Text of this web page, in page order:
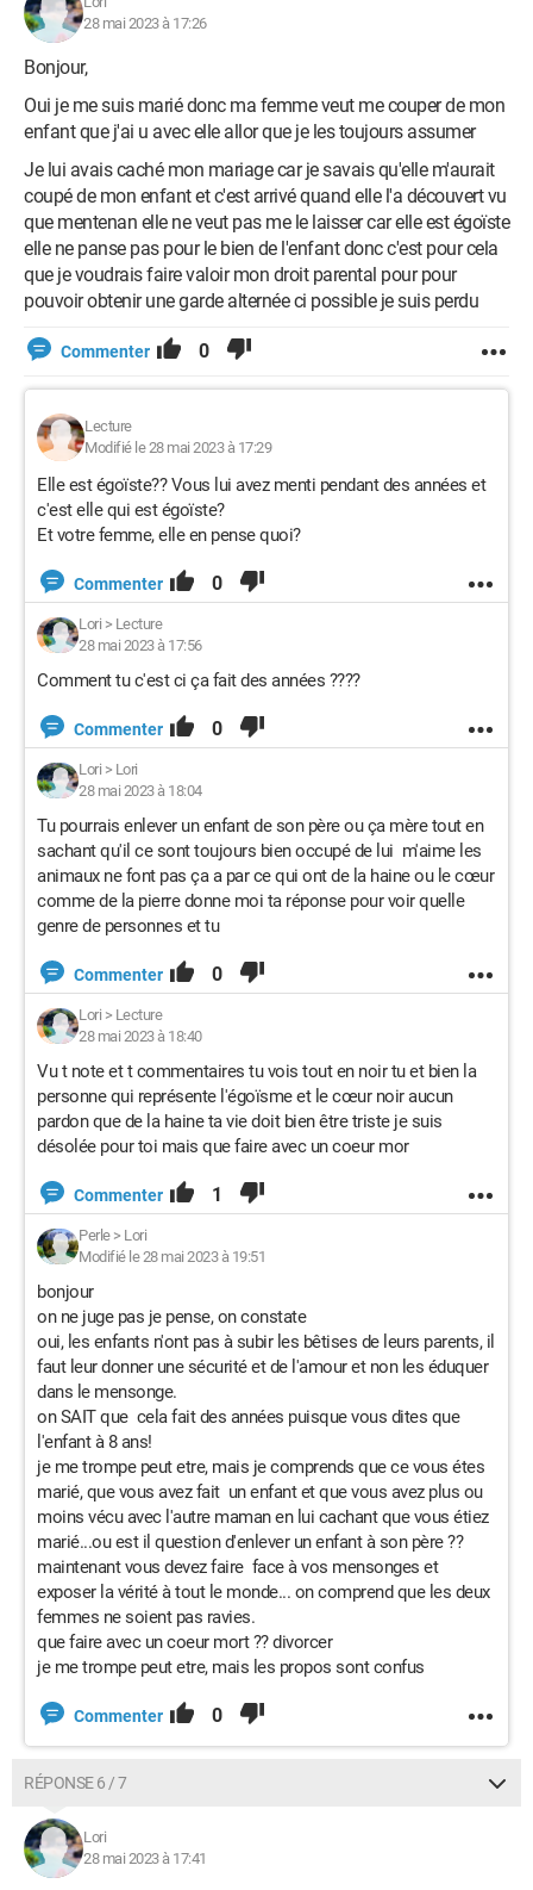
28 mai 2023 à 17:26
Bonjour,
Oui je me suis marié donc ma femme veut me couper de mon
enfant que j'ai u avec elle allor que je les toujours assumer
Je lui avais caché mon mariage car je savais qu'elle m'aurait
coupé de mon enfant et c'est arrivé quand elle l'a découvert vu
que mentenan elle ne veut pas me le laisser car elle est égoïste
elle ne panse pas pour le bien de l'enfant donc c'est pour cela
que je voudrais faire valoir mon droit parental pour pour
pouvoir obtenir une garde alternée ci possible je suis perdu
Commenter 0
Lecture
Modifié le 28 mai 2023 à 17:29
Elle est égoïste?? Vous lui avez menti pendant des années et
c'est elle qui est égoïste?
Et votre femme, elle en pense quoi?
Commenter 0
Lori > Lecture
28 mai 2023 à 17:56
Comment tu c'est ci ça fait des années ????
Commenter 0
Lori > Lori
28 mai 2023 à 18:04
Tu pourrais enlever un enfant de son père ou ça mère tout en
sachant qu'il ce sont toujours bien occupé de lui m'aime les
animaux ne font pas ça a par ce qui ont de la haine ou le cœur
comme de la pierre donne moi ta réponse pour voir quelle
genre de personnes et tu
Commenter 0
Lori > Lecture
28 mai 2023 à 18:40
Vu t note et t commentaires tu vois tout en noir tu et bien la
personne qui représente l'égoïsme et le cœur noir aucun
pardon que de la haine ta vie doit bien être triste je suis
désolée pour toi mais que faire avec un coeur mor
Commenter 1
Perle> Lori
Modifié le 28 mai 2023 à 19:51
bonjour
on ne juge pas je pense, on constate
oui, les enfants n'ont pas à subir les bêtises de leurs parents, il
faut leur donner une sécurité et de l'amour et non les éduquer
dans le mensonge.
on SAIT que cela fait des années puisque vous dites que
l'enfant à 8 ans!
je me trompe peut etre, mais je comprends que ce vous étes
marié, que vous avez fait un enfant et que vous avez plus ou
moins vécu avec l'autre maman en lui cachant que vous étiez
marié...ou est il question d'enlever un enfant à son père ??
maintenant vous devez faire face à vos mensonges et
exposer la vérité à tout le monde... on comprend que les deux
femmes ne soient pas ravies.
que faire avec un coeur mort ?? divorcer
je me trompe peut etre, mais les propos sont confus
Commenter 0
RÉPONSE 6 / 7
Lori
28 mai 2023 à 17:41